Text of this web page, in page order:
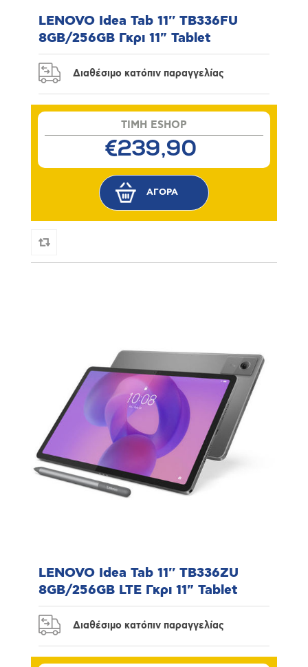
LENOVO Idea Tab 11'' TB336FU
8GB/256GB Γκρι 11" Tablet
Διαθέσιμο κατόπιν παραγγελίας
TIMH ESHOP
€239,90
LENOVO Idea Tab 11'' TB336ZU
8GB/256GB LTE Γκρι 11" Tablet
Διαθέσιμο κατόπιν παραγγελίας